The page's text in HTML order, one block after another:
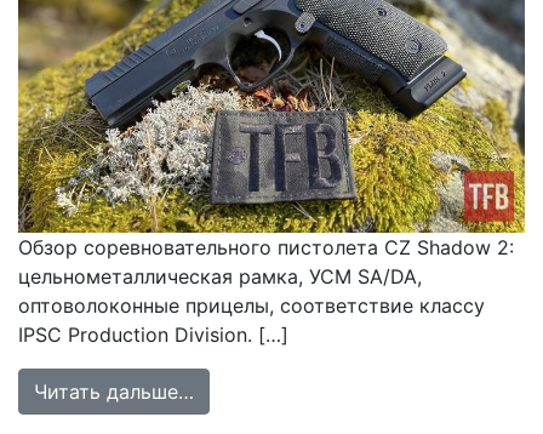
Обзор соревновательного пистолета CZ Shadow 2:
цельнометаллическая рамка, УСМ SA/DA,
оптоволоконные прицелы, соответствие классу
IPSC Production Division. […]
Читать дальше…